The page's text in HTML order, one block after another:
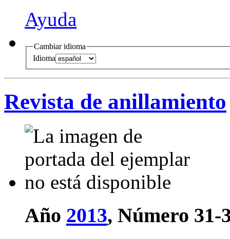
Ayuda
Cambiar idioma
Idioma
Revista de anillamiento
Año 2013, Número 31-